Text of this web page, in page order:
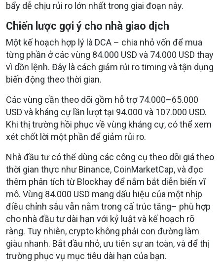
bẩy dễ chịu rủi ro lớn nhất trong giai đoạn này.
Chiến lược gợi ý cho nhà giao dịch
Một kế hoạch hợp lý là DCA – chia nhỏ vốn để mua
từng phần ở các vùng 84.000 USD và 74.000 USD thay
vì dồn lệnh. Đây là cách giảm rủi ro timing và tận dụng
biến động theo thời gian.
Các vùng cần theo dõi gồm hỗ trợ 74.000–65.000
USD và kháng cự lần lượt tại 94.000 và 107.000 USD.
Khi thị trường hồi phục về vùng kháng cự, có thể xem
xét chốt lời một phần để giảm rủi ro.
Nhà đầu tư có thể dùng các công cụ theo dõi giá theo
thời gian thực như Binance, CoinMarketCap, và đọc
thêm phân tích từ Blockhay để nắm bắt diễn biến vĩ
mô. Vùng 84.000 USD mang dấu hiệu của một nhịp
điều chỉnh sâu vẫn nằm trong cấ trúc tăng– phù hợp
cho nhà đầu tư dài hạn với kỷ luật và kế hoạch rõ
ràng. Tuy nhiên, crypto không phải con đường làm
giàu nhanh. Bắt đầu nhỏ, ưu tiên sự an toàn, và để thị
trường phục vụ mục tiêu dài hạn của bạn.